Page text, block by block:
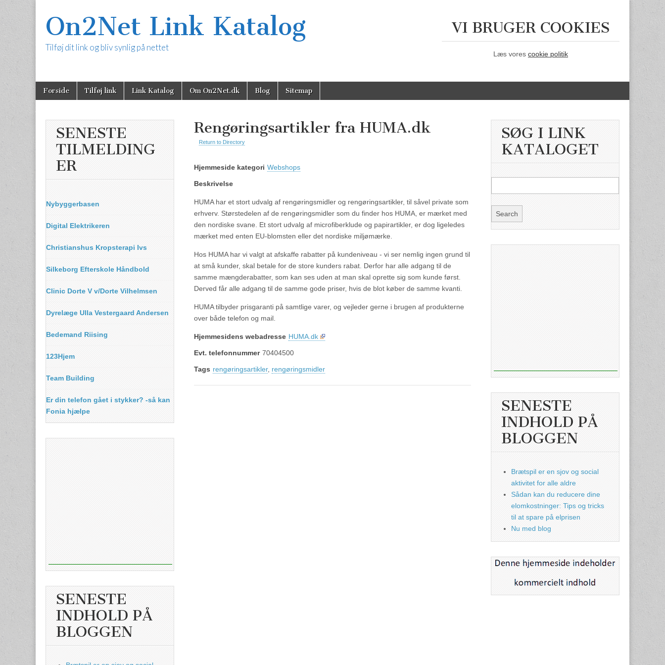
On2Net Link Katalog
Tilføj dit link og bliv synlig på nettet
VI BRUGER COOKIES
Læs vores cookie politik
Main
menu
Skip
Forside Tilføj link Link Katalog Om On2Net.dk Blog Sitemap
Rengøringsartikler fra HUMA.dk
Return to Directory
Hjemmeside kategori Webshops
Beskrivelse
HUMA har et stort udvalg af rengøringsmidler og rengøringsartikler, til såvel private som
erhverv. Størstedelen af de rengøringsmidler som du finder hos HUMA, er mærket med
den nordiske svane. Et stort udvalg af microfiberklude og papirartikler, er dog ligeledes
mærket med enten EU-blomsten eller det nordiske miljømærke.
Hos HUMA har vi valgt at afskaffe rabatter på kundeniveau - vi ser nemlig ingen grund til
at små kunder, skal betale for de store kunders rabat. Derfor har alle adgang til de
samme mængderabatter, som kan ses uden at man skal oprette sig som kunde først.
Derved får alle adgang til de samme gode priser, hvis de blot køber de samme kvanti.
HUMA tilbyder prisgaranti på samtlige varer, og vejleder gerne i brugen af produkterne
over både telefon og mail.
Hjemmesidens webadresse HUMA.dk
Evt. telefonnummer 70404500
Tags rengøringsartikler, rengøringsmidler
SENESTE
TILMELDING
ER
Nybyggerbasen
Digital Elektrikeren
Christianshus Kropsterapi Ivs
Silkeborg Efterskole Håndbold
Clinic Dorte V v/Dorte Vilhelmsen
Dyrelæge Ulla Vestergaard Andersen
Bedemand Riising
123Hjem
Team Building
Er din telefon gået i stykker? -så kan
Fonia hjælpe
SENESTE
INDHOLD PÅ
BLOGGEN
SØG I LINK
KATALOGET
SENESTE
INDHOLD PÅ
BLOGGEN
Brætspil er en sjov og social
aktivitet for alle aldre
Sådan kan du reducere dine
elomkostninger: Tips og tricks
til at spare på elprisen
Nu med blog